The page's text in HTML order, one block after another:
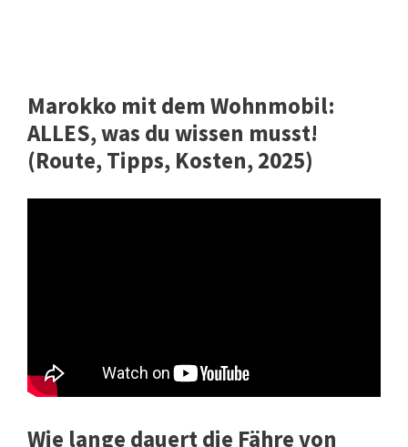
Marokko mit dem Wohnmobil:
ALLES, was du wissen musst!
(Route, Tipps, Kosten, 2025)
Wie lange dauert die Fähre von